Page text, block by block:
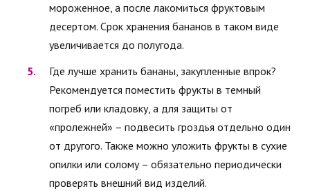
мороженное, а после лакомиться фруктовым
десертом. Срок хранения бананов в таком виде
увеличивается до полугода.
Где лучше хранить бананы, закупленные впрок?
Рекомендуется поместить фрукты в темный
погреб или кладовку, а для защиты от
«пролежней» – подвесить гроздья отдельно один
от другого. Также можно уложить фрукты в сухие
опилки или солому – обязательно периодически
проверять внешний вид изделий.